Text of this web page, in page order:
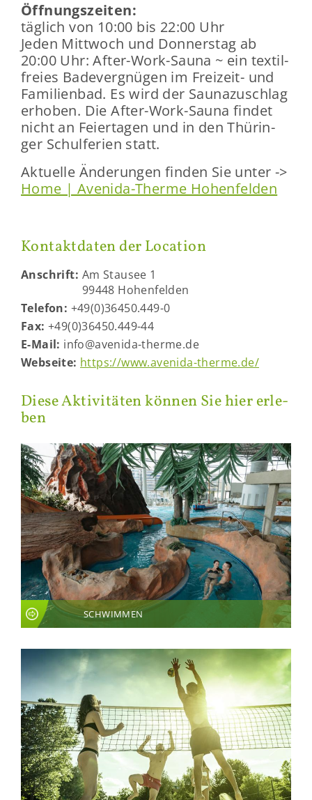
Öff­nungs­zei­ten:
täg­lich von 10:00 bis 22:00 Uhr
Jeden Mitt­woch und Don­ners­tag ab
20:00 Uhr: After-​Work-Sauna ~ ein tex­til­
frei­es Ba­de­ver­gnü­gen im Freizeit-​ und
Fa­mi­li­en­bad. Es wird der Sau­na­zu­schlag
er­ho­ben. Die After-​Work-Sauna fin­det
nicht an Fei­er­ta­gen und in den Thü­rin­
ger Schul­fe­ri­en statt.
Ak­tu­el­le Än­de­run­gen fin­den Sie unter ->
Home | Avenida-​Therme Ho­hen­fel­den
Kon­takt­da­ten der Lo­ca­ti­on
An­schrift: Am Stau­see 1
99448 Ho­hen­fel­den
Te­le­fon: +49(0)36450.449-0
Fax: +49(0)36450.449-44
E-​Mail: info@avenida-​therme.de
Web­sei­te: https://www.avenida-​therme.de/
Diese Ak­ti­vi­tä­ten kön­nen Sie hier er­le­
ben
SCHWIMMEN